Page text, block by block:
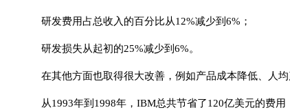
研发费用占总收入的百分比从12%减少到6%；
研发损失从起初的25%减少到6%。
在其他方面也取得很大改善，例如产品成本降低、人
从1993年到1998年，IBM总共节省了120亿美元的费